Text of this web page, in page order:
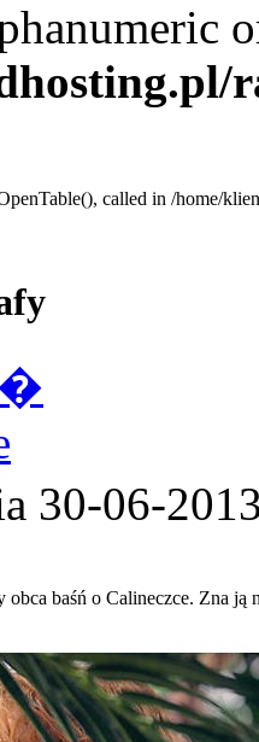
called in /home/
30-06-
obca baśń o Calineczce. Zna